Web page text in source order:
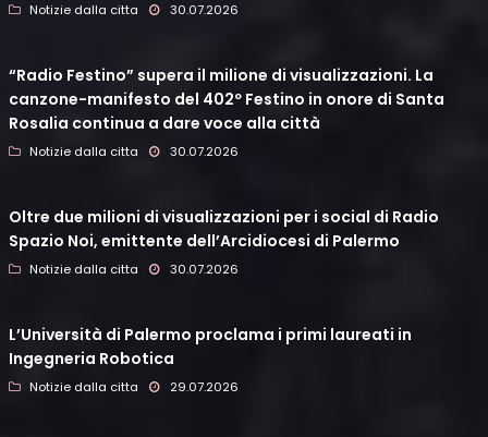
Notizie dalla citta 30.07.2026
“Radio Festino” supera il milione di visualizzazioni. La
canzone-manifesto del 402º Festino in onore di Santa
Rosalia continua a dare voce alla città
Notizie dalla citta 30.07.2026
Oltre due milioni di visualizzazioni per i social di Radio
Spazio Noi, emittente dell’Arcidiocesi di Palermo
Notizie dalla citta 30.07.2026
L’Università di Palermo proclama i primi laureati in
Ingegneria Robotica
Notizie dalla citta 29.07.2026